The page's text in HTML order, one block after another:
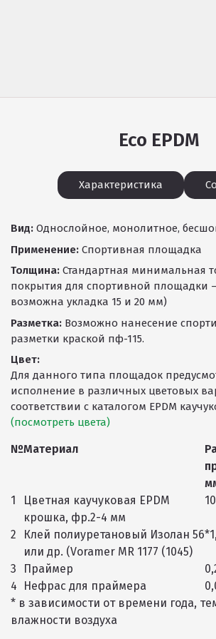
Eco EPDM
Характеристика
Вид: Однослойное, монолитное,
Применение: Спортивная площадка
Толщина: Стандартная минимальная
покрытия для спортивной площадки
возможна укладка 15 и 20 мм)
Разметка: Возможно нанесение
разметки краской пф-115.
Цвет:
Для данного типа площадок
исполнение в различных цветовых
соответствии с каталогом EPDM
(посмотреть цвета)
№Материал
1
Цветная каучуковая EPDM
крошка, фр.2-4 мм
2
Клей полиуретановый Изолан 56
или др. (Voramer MR 1177 (1045)
3 Праймер
4
Нефрас для праймера
* в зависимости от времени года,
влажности воздуха